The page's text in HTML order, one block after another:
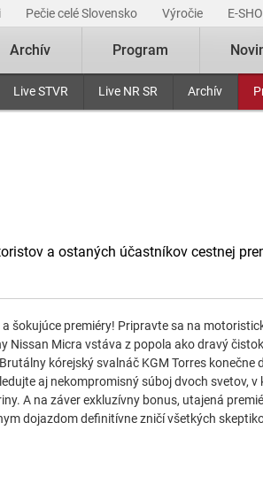
Pečie celé Slovensko Výročie E-
Live STVR Live NR SR Archív
Archív Program
a ostaných účastníkov cestnej
šokujúce premiéry! Pripravte sa na
Nissan Micra vstáva z popola ako dravý
kórejský svalnáč KGM Torres konečne
aj nekompromisný súboj dvoch svetov,
A na záver exkluzívny bonus, utajená
dojazdom definitívne zničí všetkých